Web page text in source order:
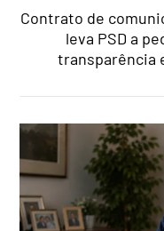
Contrato de
leva PSD a
transparência